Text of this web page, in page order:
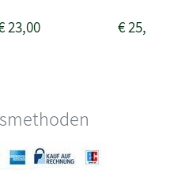
23,00 €25,00